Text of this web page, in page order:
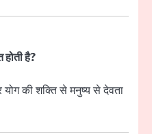
होती है?
की शक्ति से मनुष्य से देवता